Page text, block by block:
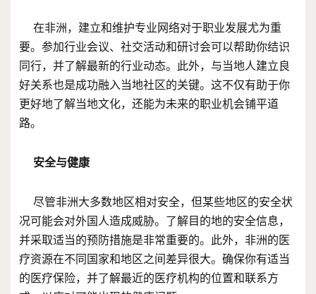
在非洲，建立和维护专业网络对于职业发展尤为重
要。参加行业会议、社交活动和研讨会可以帮助你结识
同行，并了解最新的行业动态。此外，与当地人建立良
好关系也是成功融入当地社区的关键。这不仅有助于你
更好地了解当地文化，还能为未来的职业机会铺平道
路。
安全与健康
尽管非洲大多数地区相对安全，但某些地区的安全状
况可能会对外国人造成威胁。了解目的地的安全信息，
并采取适当的预防措施是非常重要的。此外，非洲的医
疗资源在不同国家和地区之间差异很大。确保你有适当
的医疗保险，并了解最近的医疗机构的位置和联系方